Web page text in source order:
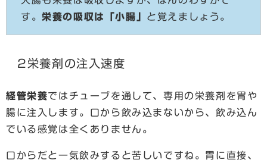
す。栄養の吸収は「小腸」 と覚えましょう。
2栄養剤の注入速度
経管栄養ではチューブを通して、専用の栄養剤を胃や
腸に注入します。口から飲み込まないから、飲み込ん
でいる感覚は全くありません。
口からだと一気飲みすると苦しいですね。胃に直接、